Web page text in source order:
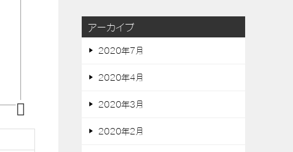
アーカイブ
2020年7月
2020年4月
2020年3月
2020年2月